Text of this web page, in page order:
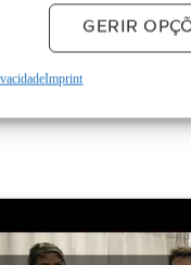
GERIR
Imprint